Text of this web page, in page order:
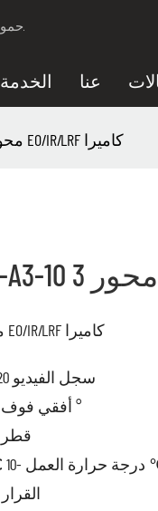
مزود حلول الأمان لـ Professional UAV ، حمولات الطائرات بدون طيار ، نظام مكافحة الطائرات بدون طيار.
الخدمة عنا
YPO-A3-10 3 محور EO/IR/LRF كاميرا
3 محور EO/IR/LRF كاميرا
سجل الفيديو 1920*1080
أفقي فوف 54°-4.9 °
قطر 100 مم
℃ ~ 50 ℃
القرار 640*512